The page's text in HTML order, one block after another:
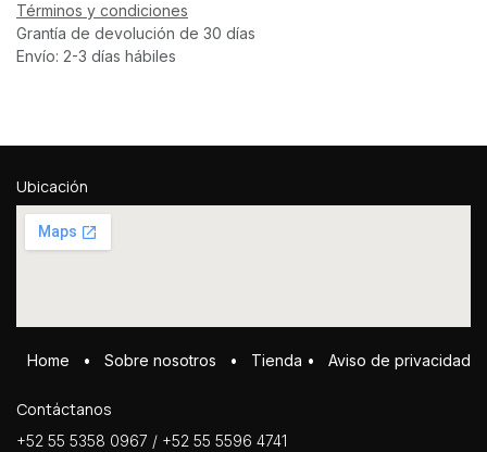
Términos y condiciones
Grantía de devolución de 30 días
Envío: 2-3 días hábiles
Ubicación
Home • Sobre ​n​osotros • Tienda • Aviso de privacidad
Contáctanos
+52 55 5358 0967 / +52 55 5596 4741